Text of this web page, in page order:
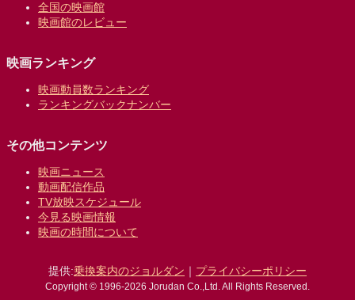
全国の映画館
映画館のレビュー
映画ランキング
映画動員数ランキング
ランキングバックナンバー
その他コンテンツ
映画ニュース
動画配信作品
TV放映スケジュール
今見る映画情報
映画の時間について
提供:乗換案内のジョルダン ｜ プライバシーポリシー
Copyright © 1996-2026 Jorudan Co.,Ltd. All Rights Reserved.